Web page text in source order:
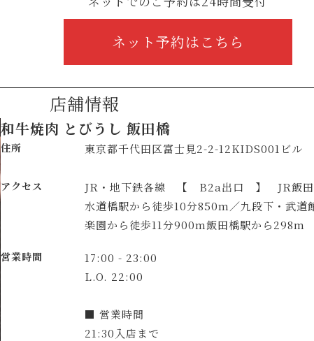
ネット予約はこちら
店舗情報
和牛焼肉 とびうし 飯田橋
住所 東京都千代田区富士見2-2-12KIDS001ビル
アクセス
JR・地下鉄各線 【 B2a出口 】 JR飯
水道橋駅から徒歩10分850m／九段下・武
楽園から徒歩11分900m飯田橋駅から298m
営業時間
17:00 - 23:00
L.O. 22:00
■ 営業時間
21:30入店まで